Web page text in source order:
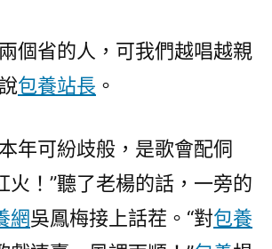
網
出
新
活
氣〉
個省的人，可我們越唱越親
包養站長 。
年可紛歧般，是歌會配侗
火！”聽了老楊的話，一旁的
網吳鳳梅接上話茬。“對包養